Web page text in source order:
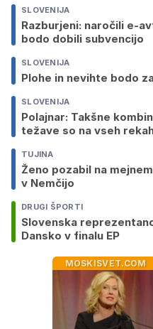
SLOVENIJA
Razburjeni: naročili e-
bodo dobili subvencijo
SLOVENIJA
Plohe in nevihte bodo
SLOVENIJA
Polajnar: Takšne
težave so na vseh
TUJINA
Ženo pozabil na
v Nemčijo
DRUGI ŠPORTI
Slovenska
Dansko v finalu EP
MOSKISVET.COM